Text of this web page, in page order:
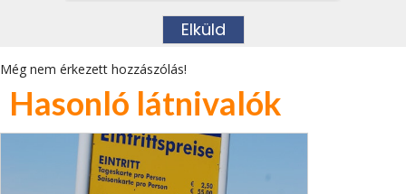
Még nem érkezett hozzászólás!
Hasonló látnivalók